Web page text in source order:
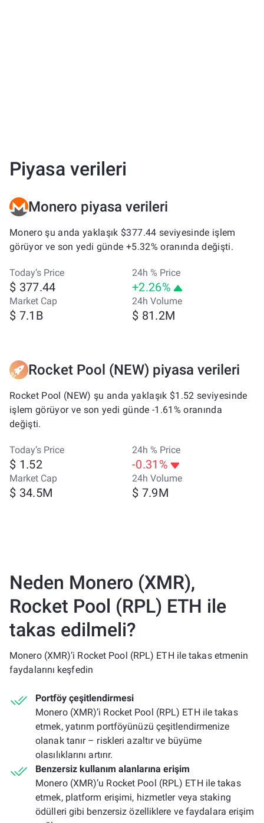
Piyasa verileri
Monero piyasa verileri
Monero şu anda yaklaşık $377.44 seviyesinde işlem
görüyor ve son yedi günde +5.32% oranında değişti.
Today’s Price
$ 377.44
24h % Price
+2.26%
Market Cap
$ 7.1B
24h Volume
$ 81.2M
Rocket Pool (NEW) piyasa verileri
Rocket Pool (NEW) şu anda yaklaşık $1.52 seviyesinde
işlem görüyor ve son yedi günde -1.61% oranında
değişti.
Today’s Price
$ 1.52
24h % Price
-0.31%
Market Cap
$ 34.5M
24h Volume
$ 7.9M
Neden Monero (XMR),
Rocket Pool (RPL) ETH ile
takas edilmeli?
Monero (XMR)’i Rocket Pool (RPL) ETH ile takas etmenin
faydalarını keşfedin
Portföy çeşitlendirmesi
Monero (XMR)’i Rocket Pool (RPL) ETH ile takas
etmek, yatırım portföyünüzü çeşitlendirmenize
olanak tanır – riskleri azaltır ve büyüme
olasılıklarını artırır.
Benzersiz kullanım alanlarına erişim
Monero (XMR)’u Rocket Pool (RPL) ETH ile takas
etmek, platform erişimi, hizmetler veya staking
ödülleri gibi benzersiz özelliklere ve faydalara erişim